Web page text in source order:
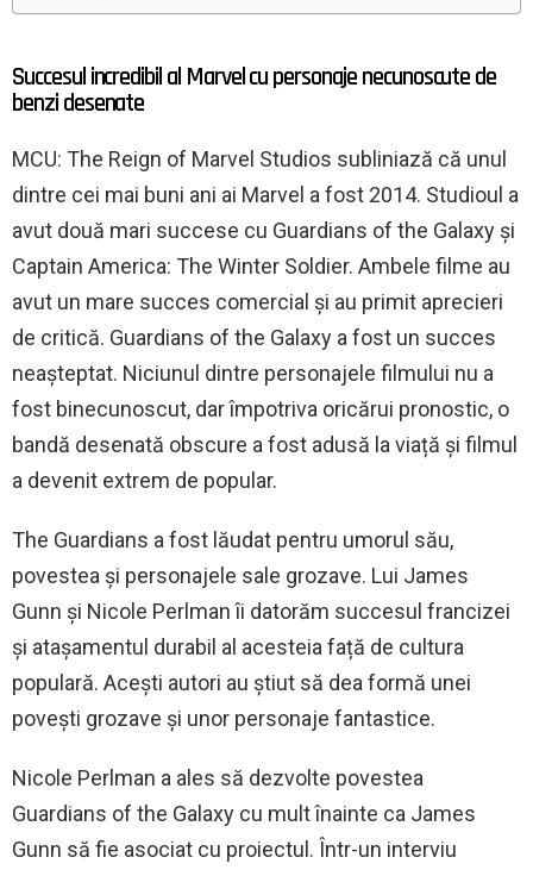
Succesul incredibil al Marvel cu personaje necunoscute de
benzi desenate
MCU: The Reign of Marvel Studios subliniază că unul
dintre cei mai buni ani ai Marvel a fost 2014. Studioul a
avut două mari succese cu Guardians of the Galaxy și
Captain America: The Winter Soldier. Ambele filme au
avut un mare succes comercial și au primit aprecieri
de critică. Guardians of the Galaxy a fost un succes
neașteptat. Niciunul dintre personajele filmului nu a
fost binecunoscut, dar împotriva oricărui pronostic, o
bandă desenată obscure a fost adusă la viață și filmul
a devenit extrem de popular.
The Guardians a fost lăudat pentru umorul său,
povestea și personajele sale grozave. Lui James
Gunn și Nicole Perlman îi datorăm succesul francizei
și atașamentul durabil al acesteia față de cultura
populară. Acești autori au știut să dea formă unei
povești grozave și unor personaje fantastice.
Nicole Perlman a ales să dezvolte povestea
Guardians of the Galaxy cu mult înainte ca James
Gunn să fie asociat cu proiectul. Într-un interviu